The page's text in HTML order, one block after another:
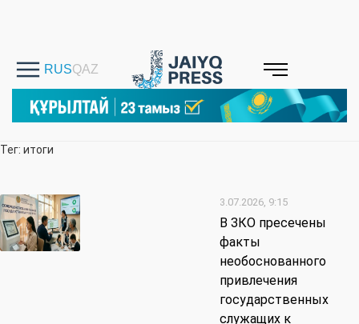
Тег: итоги
3.07.2026, 9:15
В ЗКО пресечены
факты
необоснованного
привлечения
государственных
служащих к